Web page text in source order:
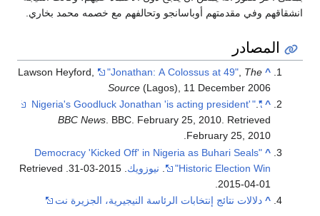
انشقاقهم وفي مقدمتهم أوباسانجو وتحالفهم مع خصمه محمد بخاري.
المصادر
^
Lawson Heyford, "Jonathan: A Colossus at 49" The
Source (Lagos), 11 December 2006
^
"Nigeria's Goodluck Jonathan 'is acting president'
".
BBC News. BBC. February 25, 2010. Retrieved
February 25, 2010
.
^
"Democracy 'Kicked Off' in Nigeria as Buhari Seals
Historic Election Win"
نيوزويك
. Retrieved
2015-04-01
^ دلالات نتائج إنتخابات الرئاسة النيجيرية، الجزيرة نت